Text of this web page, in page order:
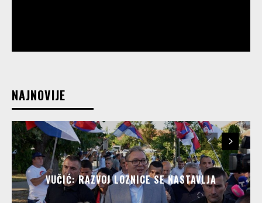
NAJNOVIJE
VUČIĆ: RAZVOJ LOZNICE SE NASTAVLJA